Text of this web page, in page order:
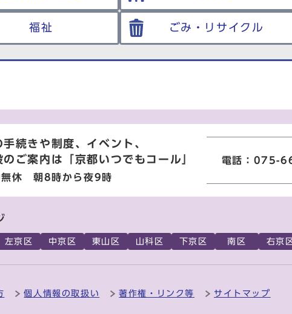
福祉 ごみ・リサイクル
手続きや制度、イベント、
のご案内は
「京都いつでもコール」
無休 朝8時から夜9時
電話：075-
左京区 中京区 東山区 山科区 下京区 南区 右京
個人情報の取扱い 著作権・リンク等 サイトマップ